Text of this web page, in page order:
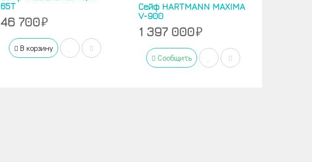
65T
46 700
В корзину
Сейф HARTMANN MAXIMA
V-900
1 397 000
Сообщить